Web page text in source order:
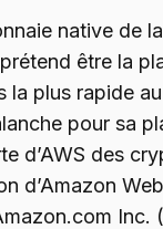
native de
être la
la plus rapide
pour sa
d’AWS des
d’Amazon
Inc.